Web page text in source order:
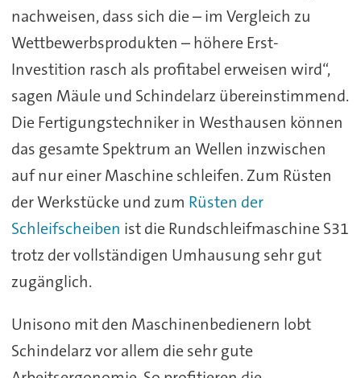
nachweisen, dass sich die – im Vergleich zu
Wettbewerbsprodukten – höhere Erst-
Investition rasch als profitabel erweisen wird“,
sagen Mäule und Schindelarz übereinstimmend.
Die Fertigungstechniker in Westhausen können
das gesamte Spektrum an Wellen inzwischen
auf nur einer Maschine schleifen. Zum Rüsten
der Werkstücke und zum Rüsten der
Schleifscheiben ist die Rundschleifmaschine S31
trotz der vollständigen Umhausung sehr gut
zugänglich.
Unisono mit den Maschinenbedienern lobt
Schindelarz vor allem die sehr gute